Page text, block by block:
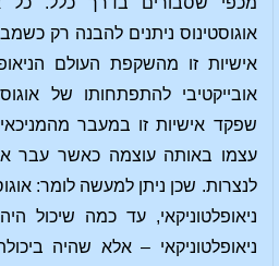
אוגוסטינוס ניתנים להבנה רק
אישיות זו מהשקפת העולם
אובייקטיבי להתפתחותו של
שפקד אישיות זו במעבר
עצמו באותה עוצמה כאשר עבר
לנצרות. שכן ניתן למעשה לומר:
ניאופלטוניקאי, עד כמה שיכול
ניאופלטוניקאי – אלא שהיה